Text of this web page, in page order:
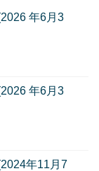
年6月3
年6月3
年11月7